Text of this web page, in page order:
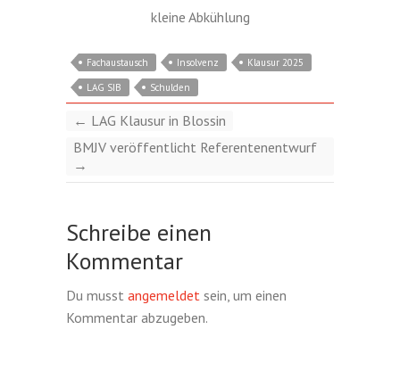
kleine Abkühlung
Fachaustausch Insolvenz
Klausur 2025
LAG SIB
Schulden
← LAG Klausur in Blossin
BMJV veröffentlicht Referentenentwurf
→
Schreibe einen
Kommentar
Du musst angemeldet sein, um einen
Kommentar abzugeben.